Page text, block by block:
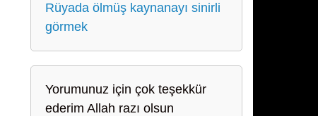
Rüyada ölmüş kaynanayı sinirli
görmek
Yorumunuz için çok teşekkür
ederim Allah razı olsun